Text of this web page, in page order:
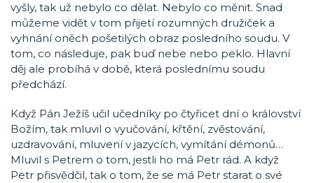
vyšly, tak už nebylo co dělat. Nebylo co měnit. Snad
můžeme vidět v tom přijetí rozumných družiček a
vyhnání oněch pošetilých obraz posledního soudu. V
tom, co následuje, pak buď nebe nebo peklo. Hlavní
děj ale probíhá v době, která poslednímu soudu
předchází.
Když Pán Ježíš učil učedníky po čtyřicet dní o království
Božím, tak mluvil o vyučování, křtění, zvěstování,
uzdravování, mluvení v jazycích, vymítání démonů…
Mluvil s Petrem o tom, jestli ho má Petr rád. A když
Petr přisvědčil, tak o tom, že se má Petr starat o své